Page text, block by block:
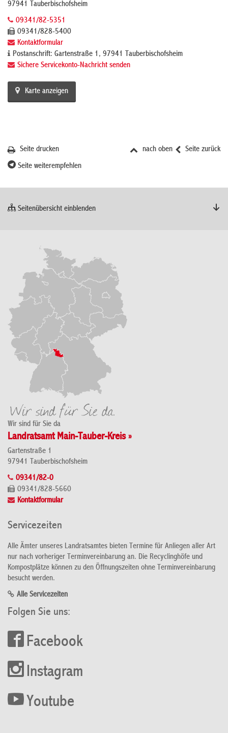
97941 Tauberbischofsheim
09341/82-5351
09341/828-5400
Kontaktformular
Postanschrift: Gartenstraße 1, 97941 Tauberbischofsheim
Sichere Servicekonto-Nachricht senden
Karte anzeigen
Seite zurück
nach oben
Seite drucken
Seite weiterempfehlen
Seitenübersicht einblenden
Wir sind für Sie da
Landratsamt Main-Tauber-Kreis »
Gartenstraße 1
97941 Tauberbischofsheim
09341/82-0
09341/828-5660
Kontaktformular
Servicezeiten
Alle Ämter unseres Landratsamtes bieten Termine für Anliegen aller Art
nur nach vorheriger Terminvereinbarung an. Die Recyclinghöfe und
Kompostplätze können zu den Öffnungszeiten ohne Terminvereinbarung
besucht werden.
Alle Servicezeiten
Folgen Sie uns:
Facebook
Instagram
Youtube